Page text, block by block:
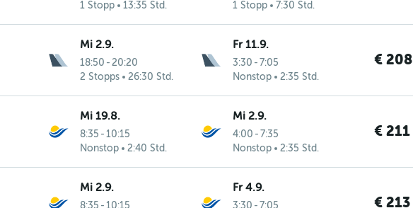
1 Stopp
13:35 Std.
1 Stopp
7:30 Std.
Mi 2.9.
18:50 - 20:20
2 Stopps
26:30 Std.
Fr 11.9.
3:30 - 7:05
Nonstop
2:35 Std.
€ 208
Mi 19.8.
8:35 - 10:15
Nonstop
2:40 Std.
Mi 2.9.
4:00 - 7:35
Nonstop
2:35 Std.
€ 211
Mi 2.9.
8:35 - 10:15
Fr 4.9.
3:30 - 7:05
€ 213